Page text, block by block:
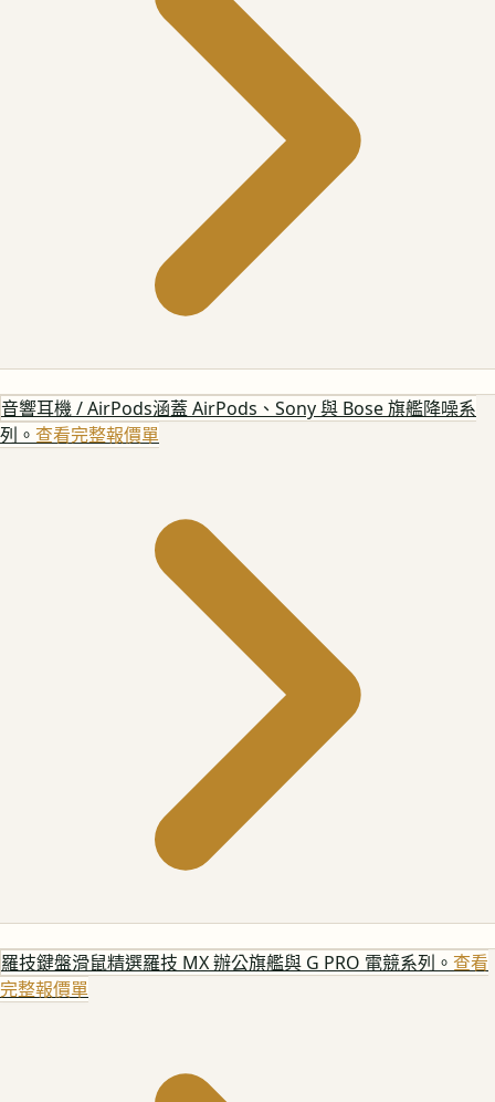
音響耳機 / AirPods涵蓋 AirPods、Sony 與 Bose 旗艦降噪系
列。 查看完整報價單
羅技鍵盤滑鼠精選羅技 MX 辦公旗艦與 G PRO 電競系列。 查看
完整報價單